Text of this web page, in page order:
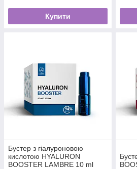
Купити
Бустер з гіалуроновою
кислотою HYALURON
BOOSTER LAMBRE 10 ml